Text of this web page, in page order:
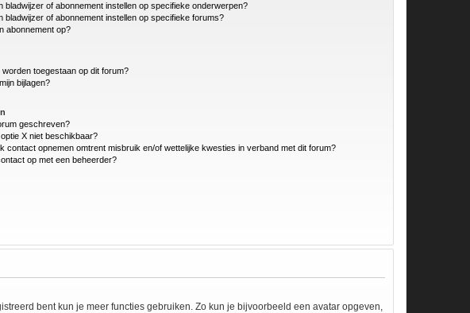
bladwijzer of abonnement instellen op specifieke onderwerpen?
bladwijzer of abonnement instellen op specifieke forums?
abonnement op?
worden toegestaan op dit forum?
bijlagen?
geschreven?
X niet beschikbaar?
contact opnemen omtrent misbruik en/of wettelijke kwesties in verband met dit forum?
op met een beheerder?
bent kun je meer functies gebruiken. Zo kun je bijvoorbeeld een avatar opgeven,